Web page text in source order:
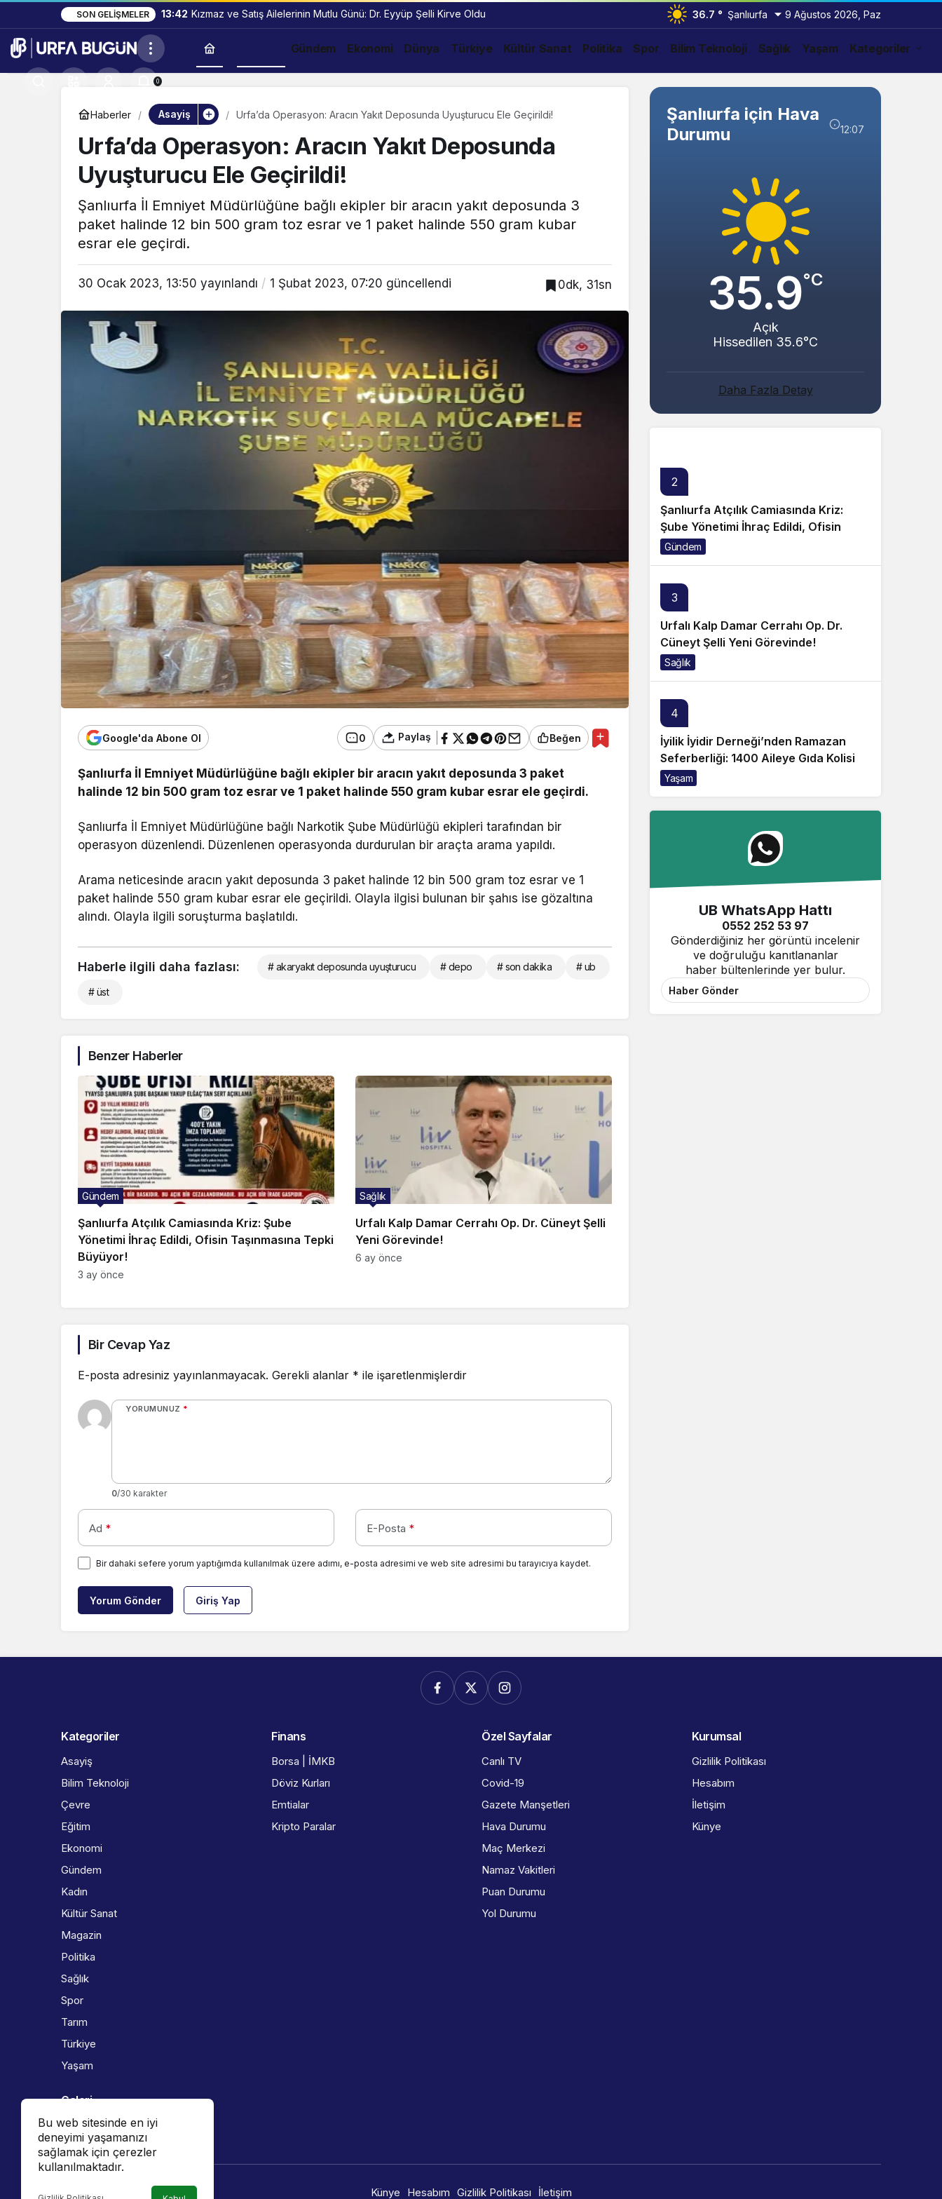
SON GELIŞMELER 13:42 Kızmaz ve Satış Ailelerinin Mutlu Günü: Dr. Eyyüp Şelli Kirve Oldu 36.7 ° Şanlıurfa 9 Ağustos 2026, Paz
Gündem Ekonomi Dünya Türkiye Kültür Sanat Politika Spor Bilim Teknoloji Sağlık Yaşam Kategoriler
0
Haberler Asayiş Urfa’da Operasyon: Aracın Yakıt Deposunda Uyuşturucu Ele Geçirildi!
Urfa’da Operasyon: Aracın Yakıt Deposunda
Uyuşturucu Ele Geçirildi!
Şanlıurfa İl Emniyet Müdürlüğüne bağlı ekipler bir aracın yakıt deposunda 3
paket halinde 12 bin 500 gram toz esrar ve 1 paket halinde 550 gram kubar
esrar ele geçirdi.
30 Ocak 2023, 13:50 yayınlandı 1 Şubat 2023, 07:20 güncellendi 0dk, 31sn
Google'da Abone Ol 0 Paylaş Beğen
Şanlıurfa İl Emniyet Müdürlüğüne bağlı ekipler bir aracın yakıt deposunda 3 paket
halinde 12 bin 500 gram toz esrar ve 1 paket halinde 550 gram kubar esrar ele geçirdi.
Şanlıurfa İl Emniyet Müdürlüğüne bağlı Narkotik Şube Müdürlüğü ekipleri tarafından bir
operasyon düzenlendi. Düzenlenen operasyonda durdurulan bir araçta arama yapıldı.
Arama neticesinde aracın yakıt deposunda 3 paket halinde 12 bin 500 gram toz esrar ve 1
paket halinde 550 gram kubar esrar ele geçirildi. Olayla ilgisi bulunan bir şahıs ise gözaltına
alındı. Olayla ilgili soruşturma başlatıldı.
Haberle ilgili daha fazlası: # akaryakıt deposunda uyuşturucu # depo # son dakika # ub
# üst
Benzer Haberler
Şanlıurfa Atçılık Camiasında Kriz: Şube
Yönetimi İhraç Edildi, Ofisin Taşınmasına Tepki
Büyüyor!
Gündem
3 ay önce
Urfalı Kalp Damar Cerrahı Op. Dr. Cüneyt Şelli
Yeni Görevinde!
Sağlık
6 ay önce
Bir Cevap Yaz
E-posta adresiniz yayınlanmayacak. Gerekli alanlar * ile işaretlenmişlerdir
YORUMUNUZ *
0/30 karakter
Ad * E-Posta *
Bir dahaki sefere yorum yaptığımda kullanılmak üzere adımı, e-posta adresimi ve web site adresimi bu tarayıcıya kaydet.
Yorum Gönder Giriş Yap
Şanlıurfa için Hava
Durumu
12:07
35.9°C
Açık
Hissedilen 35.6°C
Daha Fazla Detay
Abacı ve Abul Ailelerinin Mutlu Günü!
2
Şanlıurfa Atçılık Camiasında Kriz:
Şube Yönetimi İhraç Edildi, Ofisin
Taşınmasına Tepki Büyüyor!
Gündem
3
Urfalı Kalp Damar Cerrahı Op. Dr.
Cüneyt Şelli Yeni Görevinde!
Sağlık
4
İyilik İyidir Derneği’nden Ramazan
Seferberliği: 1400 Aileye Gıda Kolisi
Yaşam
UB WhatsApp Hattı
0552 252 53 97
Gönderdiğiniz her görüntü incelenir
ve doğruluğu kanıtlananlar
haber bültenlerinde yer bulur.
Haber Gönder
Bu web sitesinde en iyi
deneyimi yaşamanızı
sağlamak için çerezler
kullanılmaktadır.
Kategoriler
Asayiş
Bilim Teknoloji
Çevre
Eğitim
Ekonomi
Gündem
Kadın
Kültür Sanat
Magazin
Politika
Sağlık
Spor
Tarım
Türkiye
Yaşam
Finans
Borsa | İMKB
Döviz Kurları
Emtialar
Kripto Paralar
Özel Sayfalar
Canlı TV
Covid-19
Gazete Manşetleri
Hava Durumu
Maç Merkezi
Namaz Vakitleri
Puan Durumu
Yol Durumu
Kurumsal
Gizlilik Politikası
Hesabım
İletişim
Künye
Galeri
Foto Galeri
Video Galeri
Künye Hesabım Gizlilik Politikası İletişim